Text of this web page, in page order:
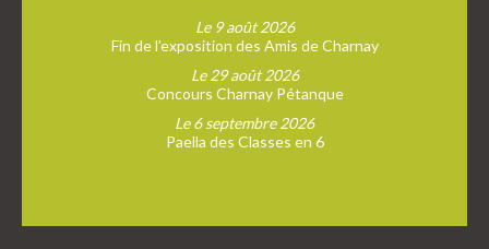
Le 9 août 2026
Fin de l’exposition des Amis de Charnay
Le 29 août 2026
Concours Charnay Pétanque
Le 6 septembre 2026
Paella des Classes en 6